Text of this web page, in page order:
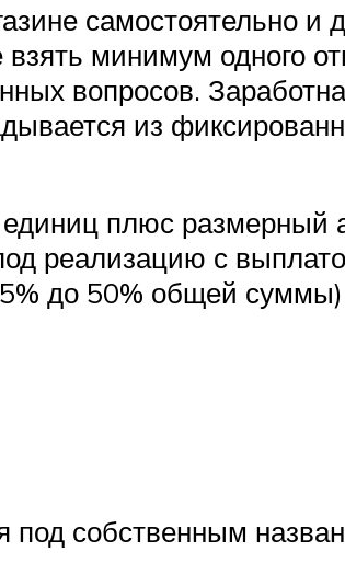
самостоятельно и
минимум одного
вопросов.
из
плюс размерный
реализацию с
до 50% общей
под собственным